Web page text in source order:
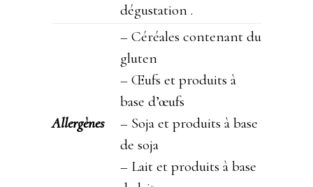
dégustation .
Allergènes
– Céréales contenant du
gluten
– Œufs et produits à
base d’œufs
– Soja et produits à base
de soja
– Lait et produits à base